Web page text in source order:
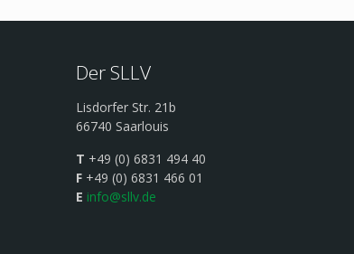
Der SLLV
Lisdorfer Str. 21b
66740 Saarlouis
T +49 (0) 6831 494 40
F +49 (0) 6831 466 01
E info@sllv.de